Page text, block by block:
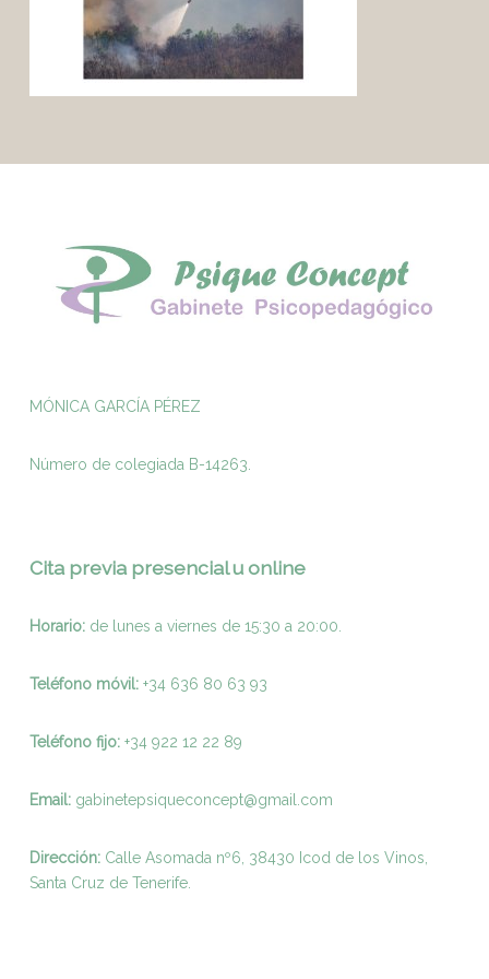
MÓNICA GARCÍA PÉREZ
Número de colegiada B-14263.
Cita previa presencial u online
Horario:de lunes a viernes de 15:30 a 20:00.
Teléfono móvil: +34 636 80 63 93
Teléfono fijo:+34 922 12 22 89
Email: gabinetepsiqueconcept@gmail.com
Dirección:Calle Asomada nº6, 38430 Icod de los Vinos,
Santa Cruz de Tenerife.